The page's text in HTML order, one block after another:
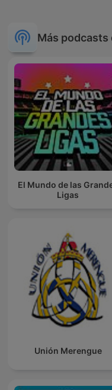
Más
El Mundo de las
Ligas
Unión Merengue